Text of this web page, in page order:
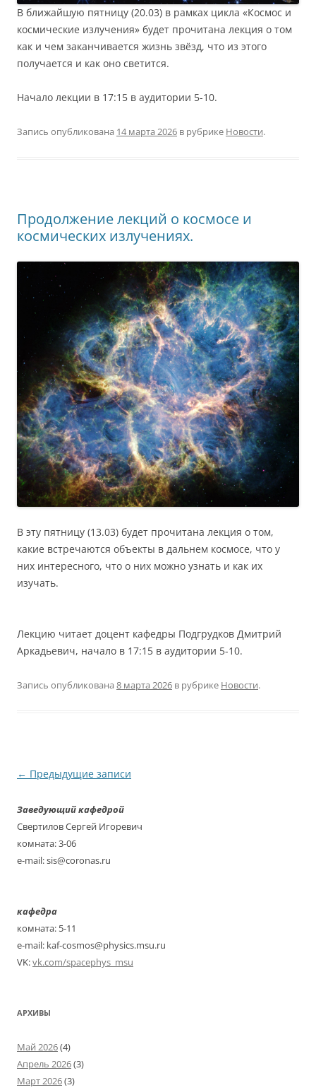
В ближайшую пятницу (20.03) в рамках цикла «Космос и
космические излучения» будет прочитана лекция о том
как и чем заканчивается жизнь звёзд, что из этого
получается и как оно светится.
Начало лекции в 17:15 в аудитории 5-10.
Запись опубликована 14 марта 2026 в рубрике Новости.
Продолжение лекций о космосе и
космических излучениях.
В эту пятницу (13.03) будет прочитана лекция о том,
какие встречаются объекты в дальнем космосе, что у
них интересного, что о них можно узнать и как их
изучать.
Лекцию читает доцент кафедры Подгрудков Дмитрий
Аркадьевич, начало в 17:15 в аудитории 5-10.
Запись опубликована 8 марта 2026 в рубрике Новости.
Навигация
записям
← Предыдущие записи
Заведующий кафедрой
Свертилов Сергей Игоревич
комната: 3-06
e-mail: sis@coronas.ru
кафедра
комната: 5-11
e-mail: kaf-cosmos@physics.msu.ru
VK:vk.com/spacephys_msu
АРХИВЫ
Май 2026(4)
Апрель 2026(3)
Март 2026(3)